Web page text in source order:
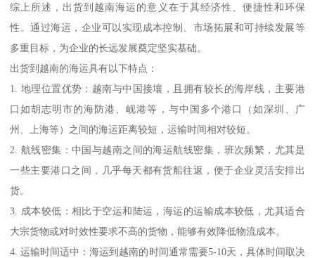
综上所述，出货到越南海运的意义在于其经济性、便捷性和环保
性。通过海运，企业可以实现成本控制、市场拓展和可持续发展等
多重目标，为企业的长远发展奠定坚实基础。
出货到越南的海运具有以下特点：
1. 地理位置优势：越南与中国接壤，且拥有较长的海岸线，主要港
口如胡志明市的海防港、岘港等，与中国多个港口（如深圳、广
州、上海等）之间的海运距离较短，运输时间相对较短。
2. 航线密集：中国与越南之间的海运航线密集，班次频繁，尤其是
一些主要港口之间，几乎每天都有货船往返，便于企业灵活安排出
货。
3. 成本较低：相比于空运和陆运，海运的运输成本较低，尤其适合
大宗货物或对时效性要求不高的货物，能够有效降低物流成本。
4. 运输时间适中：海运到越南的时间通常需要5-10天，具体时间取决